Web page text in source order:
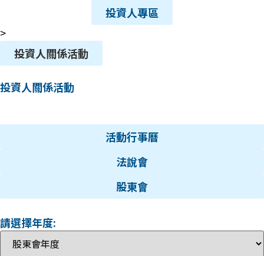
投資人專區
>
投資人關係活動
投資人關係活動
活動行事曆
法說會
股東會
請選擇年度: